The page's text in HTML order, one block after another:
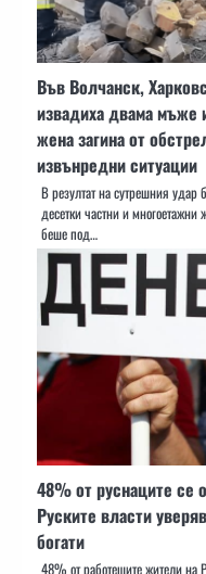
Във Волчанск,
извадиха двама мъже
жена загина от
извънредни ситуации
В резултат на сутрешния
десетки частни и
беше под…
48% от руснаците се
Руските власти
богати
48% от работещите жители на